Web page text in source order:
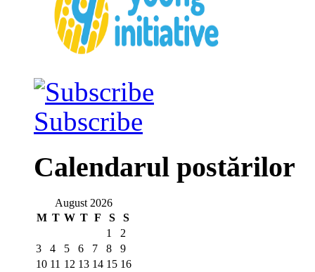
Subscribe
Calendarul postărilor
August 2026
M T W T F S
S
1
2
3
4 5 6 7 8
9
10 11 12 13 14 15 16